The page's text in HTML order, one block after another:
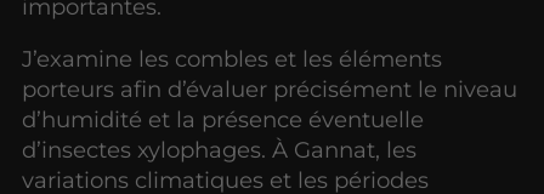
importantes.
J’examine les combles et les éléments
porteurs afin d’évaluer précisément le niveau
d’humidité et la présence éventuelle
d’insectes xylophages. À Gannat, les
variations climatiques et les périodes